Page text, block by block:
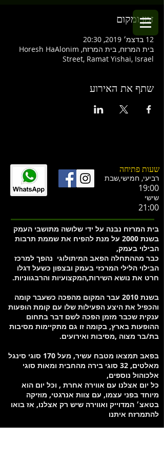
זמן ומקום
12 בדצמ׳ 2019, 20:30
בית המרזח, בית המרזח, Horesh HaAlonim
Street, Ramat Yishai, Israel
שתף את האירוע
שעות פתיחה
רביעי, חמישי,שבת
19:00
שישי
21:00
בית המרזח נבנה על ידי שלושה מתושבי העמק
בשנת 2000 על מנת להפיח את שממת תרבות
הבילוי בעמק,
כבר מההתחלה הפאב המיתולוגי נהפך למרכז
הבילוי הלילי המרכזי בעמק ובצפון כשעל דגלו
חרט את נושא השירות,המקצועיות והרבגווניות.
בשנת 2010 עבר המקום מהפכה כשעבר קומה
והכפיל את היצע הפעילות שלו עם קומת הופעות
ענקית שכבר מזמן הפכה לשם דבר בתחום
ההופעות בארץ, בקומה זו גם מתקיימות מסיבות
בת/בר מצוה ,מסיבות ואירועים.
בפאב תמצאו מטבח עשיר, מעל 170 סוגי סינגל
מאלטים, 32 סוגי בירה מהחבית ומאות סוגי
אלכוהול נוספים,
כל יום אצלנו עם אווירה אחרת , וכל יום הוא
מיוחד בפני עצמו, עם צוות אנרגטי, מוזיקה
בטאצ׳ המדוייק ואווירה שיש רק אצלנו, אז בואו
להתמרזח איתנו